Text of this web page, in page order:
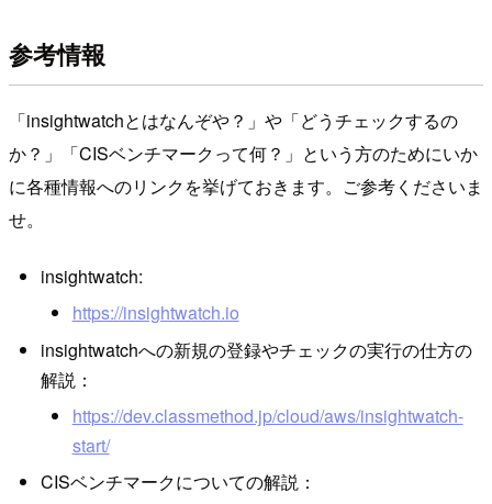
参考情報
「insightwatchとはなんぞや？」や「どうチェックするの
か？」「CISベンチマークって何？」という方のためにいか
に各種情報へのリンクを挙げておきます。ご参考くださいま
せ。
insightwatch:
https://insightwatch.io
insightwatchへの新規の登録やチェックの実行の仕方の
解説：
https://dev.classmethod.jp/cloud/aws/insightwatch-
start/
CISベンチマークについての解説：